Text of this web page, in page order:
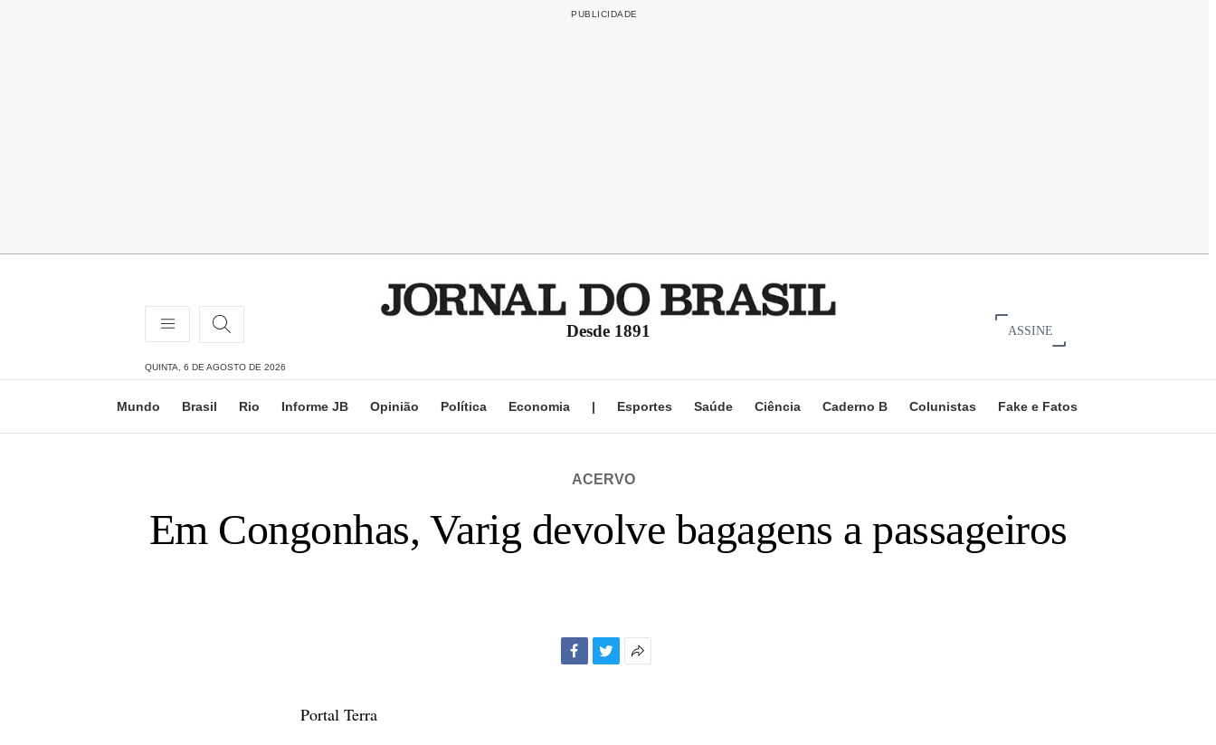
Desde 1891 ASSINE
QUINTA, 6 DE AGOSTO DE 2026
Mundo Brasil Rio Informe JB Opinião Política Economia | Esportes Saúde Ciência Caderno B Colunistas Fake e Fatos
ACERVO
Em Congonhas, Varig devolve bagagens a passageiros
Portal Terra